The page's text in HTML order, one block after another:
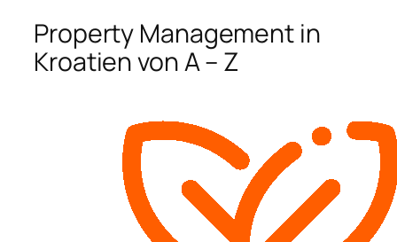
Property Management in
Kroatien von A – Z